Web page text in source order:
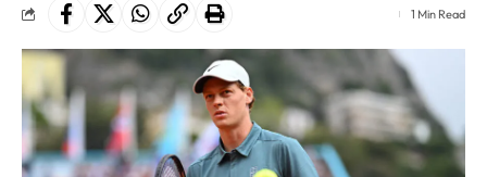
1 Min Read